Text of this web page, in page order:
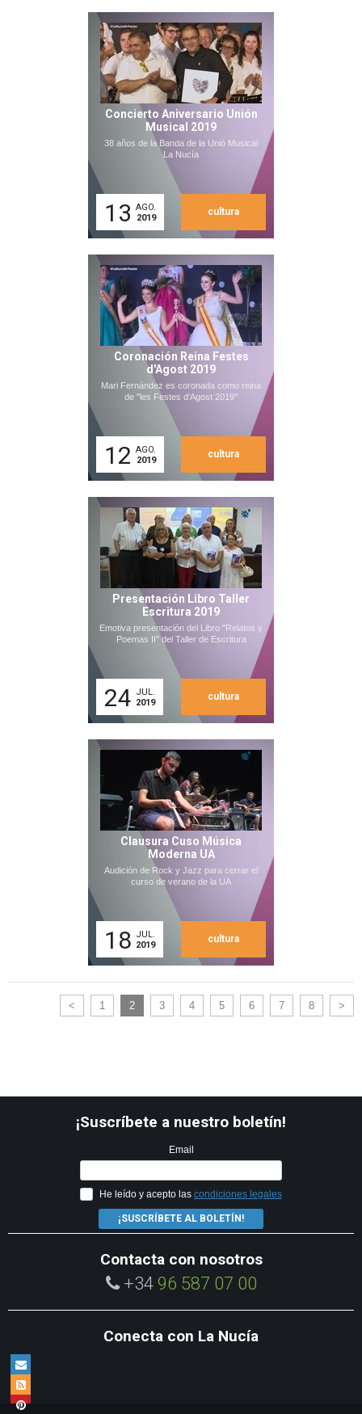
Concierto Aniversario Unión
Musical 2019
38 años de la Banda de la Unió Musical
La Nucía
13 AGO.
2019
cultura
Coronación Reina Festes
d'Agost 2019
Mari Fernández es coronada como reina
de "les Festes d'Agost 2019"
12 AGO.
2019
cultura
Presentación Libro Taller
Escritura 2019
Emotiva presentación del Libro "Relatos y
Poemas II" del Taller de Escritura
24 JUL.
2019
cultura
Clausura Cuso Música
Moderna UA
Audición de Rock y Jazz para cerrar el
curso de verano de la UA
18 JUL.
2019
cultura
< 1 2 3 4 5 6 7 8 >
¡Suscríbete a nuestro boletín!
Email
He leído y acepto las condiciones legales
¡SUSCRÍBETE AL BOLETÍN!
Contacta con nosotros
+34 96 587 07 00
Conecta con La Nucía